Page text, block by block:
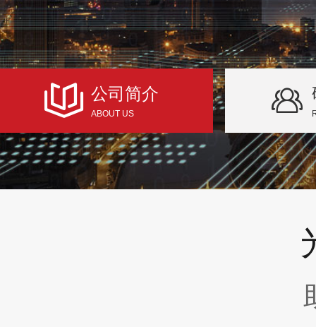
公司简介
ABOUT US